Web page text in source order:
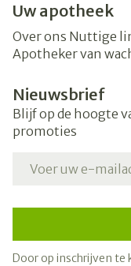
Uw apotheek
Over ons Nuttige
Apotheker van
Nieuwsbrief
Blijf op de hoogte
promoties
Door op inschrijven te